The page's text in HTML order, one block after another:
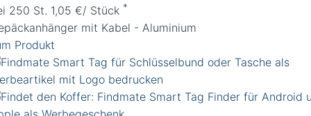
250 St. 1,05 €/ Stück *
mit Kabel - Aluminium
Produkt